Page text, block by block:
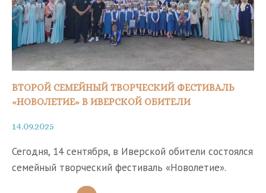
ВТОРОЙ СЕМЕЙНЫЙ ТВОРЧЕСКИЙ ФЕСТИВАЛЬ
«НОВОЛЕТИЕ» В ИВЕРСКОЙ ОБИТЕЛИ
14.09.2025
Сегодня, 14 сентября, в Иверской обители состоялся
семейный творческий фестиваль «Новолетие».